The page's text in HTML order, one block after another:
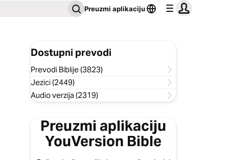
Preuzmi aplikaciju
Dostupni prevodi
Prevodi Biblije (3823)
Jezici (2449)
Audio verzija (2319)
Preuzmi aplikaciju
YouVersion Bible